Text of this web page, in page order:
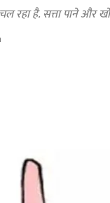
चल रहा है. सत्ता पाने